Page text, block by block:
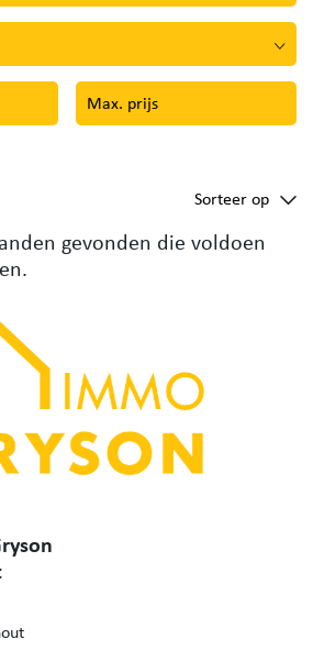
Sorteer op
gevonden die voldoen